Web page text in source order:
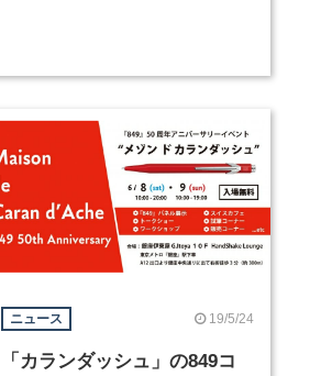
ニュース 19/5/24
「カランダッシュ」の849コ